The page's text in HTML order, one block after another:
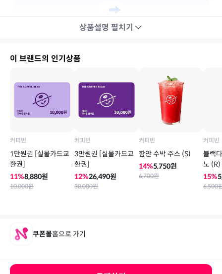
상품설명 펼치기
이 브랜드의 인기상품
커피빈
1만원권 [실물카드교
환권]
11%8,880원
10,000원
커피빈
3만원권 [실물카드교
환권]
12%26,490원
30,000원
커피빈
함안 수박 주스 (S)
14%5,750원
6,700원
커피빈
블랙
노 (R)
15%
6,500
쿠폰몰홈으로 가기